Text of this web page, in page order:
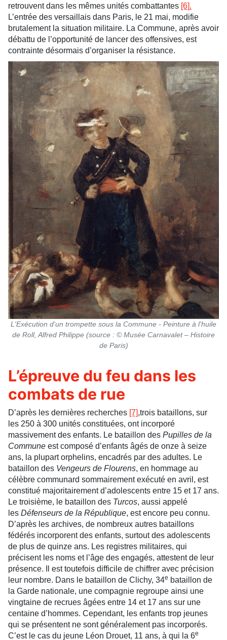
retrouvent dans les mêmes unités combattantes [6].
L’entrée des versaillais dans Paris, le 21 mai, modifie
brutalement la situation militaire. La Commune, après avoir
débattu de l’opportunité de lancer des offensives, est
contrainte désormais d’organiser la résistance.
L'Exécution d'un trompette sous la Commune - Peinture à l'huile
de Roll, Alfred Philippe (source : © Musée Carnavalet – Histoire
de Paris)
L’épreuve du feu dans les
combats de rue
D’après les dernières recherches [7],trois bataillons, sur
les 250 à 300 unités constituées, ont incorporé
massivement des enfants. Le bataillon des Pupilles de la
Commune est composé d’enfants âgés de onze à seize
ans, la plupart orphelins, encadrés par des adultes. Le
bataillon des Vengeurs de Flourens, en hommage au
célèbre communard sommairement exécuté en avril, est
constitué majoritairement d’adolescents entre 15 et 17 ans.
Le troisième, le bataillon des Turcos, aussi appelé
les Défenseurs de la République, est encore peu connu.
D’après les archives, de nombreux autres bataillons
fédérés incorporent des enfants, surtout des adolescents
de plus de quinze ans. Les registres militaires, qui
précisent les noms et l’âge des engagés, attestent de leur
présence. Il est toutefois difficile de chiffrer avec précision
leur nombre. Dans le bataillon de Clichy, 34e bataillon de
la Garde nationale, une compagnie regroupe ainsi une
vingtaine de recrues âgées entre 14 et 17 ans sur une
centaine d’hommes. Cependant, les enfants trop jeunes
qui se présentent ne sont généralement pas incorporés.
C’est le cas du jeune Léon Drouet, 11 ans, à qui la 6e